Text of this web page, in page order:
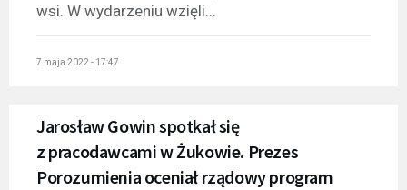
wsi. W wydarzeniu wzięli...
7 maja 2022 - 17:47
Jarosław Gowin spotkał się
z pracodawcami w Żukowie. Prezes
Porozumienia oceniał rządowy program